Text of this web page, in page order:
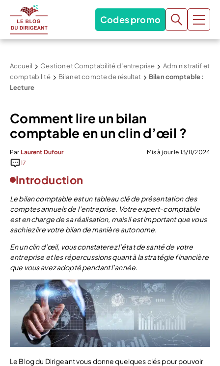
Codes promo
Accueil Gestion et Comptabilité d’entreprise
Administratif et
comptabilité
Bilan et compte de résultat
Bilan comptable :
Lecture
Comment lire un bilan
comptable en un clin d’œil ?
Par Laurent Dufour
Mis à jour le 13/11/2024
17
Introduction
Le bilan comptable est un tableau clé de présentation des
comptes annuels de l’entreprise. Votre expert-comptable
est en charge de sa réalisation, mais il est important que vous
sachiez lire votre bilan de manière autonome.
En un clin d’œil, vous constaterez l’état de santé de votre
entreprise et les répercussions quant à la stratégie financière
que vous avez adopté pendant l’année.
Le Blog du Dirigeant vous donne quelques clés pour pouvoir